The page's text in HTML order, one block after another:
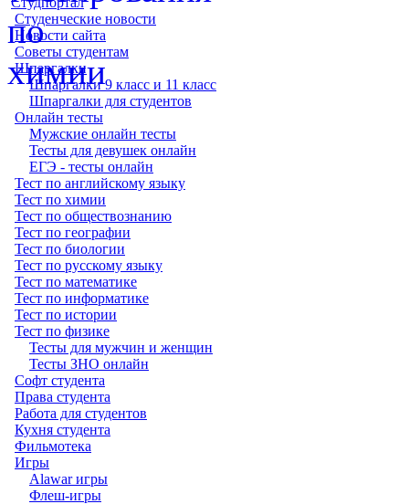
Студенческие новости
Новости сайта
Советы студентам
Шпаргалки
Шпаргалки 9 класс и 11 класс
Шпаргалки для студентов
Онлайн тесты
Мужские онлайн тесты
Тесты для девушек онлайн
ЕГЭ - тесты онлайн
Тест по английскому языку
Тест по химии
Тест по обществознанию
Тест по географии
Тест по биологии
Тест по русскому языку
Тест по математике
Тест по информатике
Тест по истории
Тест по физике
Тесты для мужчин и женщин
Тесты ЗНО онлайн
Софт студента
Права студента
Работа для студентов
Кухня студента
Фильмотека
Игры
Alawar игры
Флеш-игры